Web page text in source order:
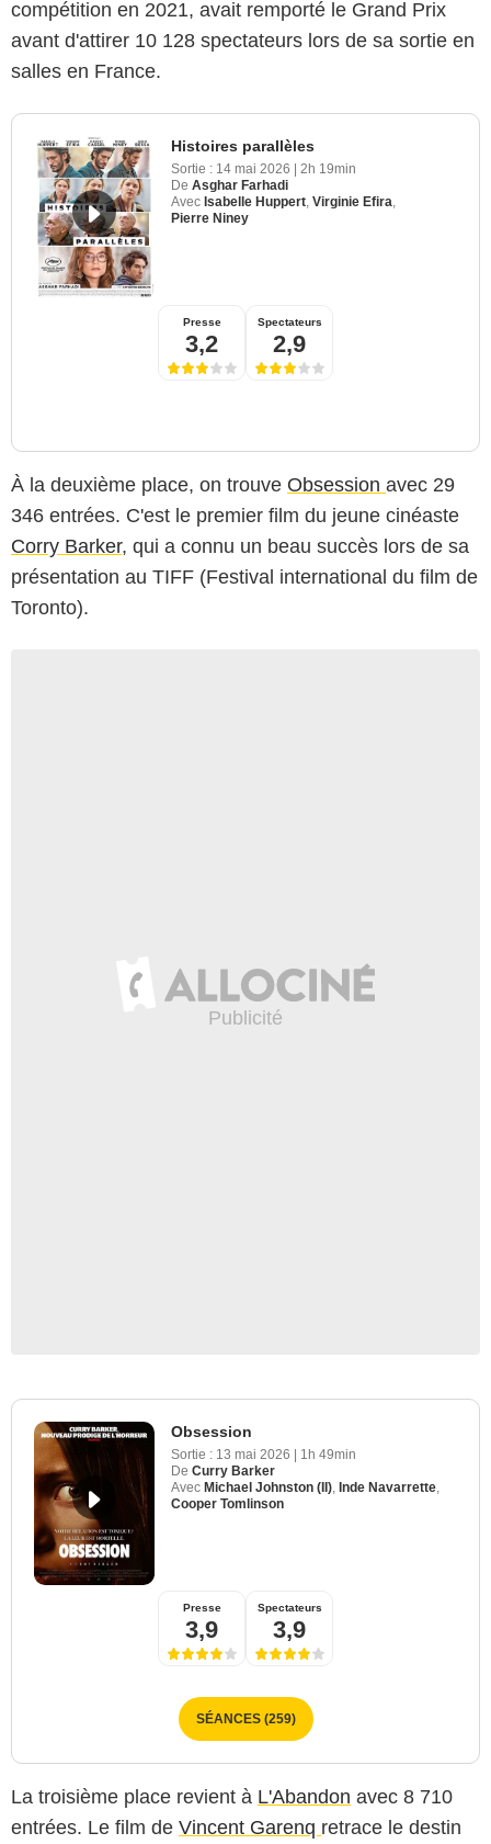
compétition en 2021, avait remporté le Grand Prix
avant d'attirer 10 128 spectateurs lors de sa sortie en
salles en France.
Histoires parallèles
Sortie : 14 mai 2026 | 2h 19min
De Asghar Farhadi
Avec Isabelle Huppert Virginie Efira
Pierre Niney
Presse
3,2
Spectateurs
2,9
À la deuxième place, on trouve Obsession avec 29
346 entrées. C'est le premier film du jeune cinéaste
Corry Barker, qui a connu un beau succès lors de sa
présentation au TIFF (Festival international du film de
Toronto).
Obsession
Sortie : 13 mai 2026 | 1h 49min
De Curry Barker
Avec Michael Johnston (II) Inde Navarrette
Cooper Tomlinson
Presse
3,9
Spectateurs
3,9
SÉANCES (259)
La troisième place revient à L'Abandon avec 8 710
entrées. Le film de Vincent Garenq retrace le destin